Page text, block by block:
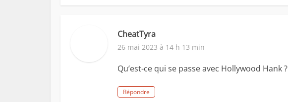
CheatTyra
26 mai 2023 à 14 h 13 min
Qu’est-ce qui se passe avec Hollywood Hank ?
Répondre